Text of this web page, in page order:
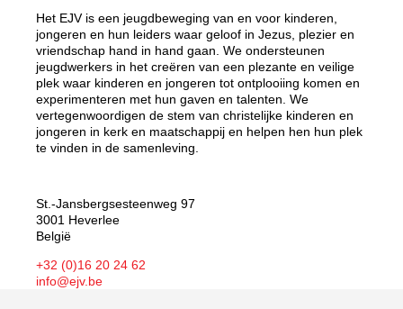
Het EJV is een jeugdbeweging van en voor kinderen,
jongeren en hun leiders waar geloof in Jezus, plezier en
vriendschap hand in hand gaan. We ondersteunen
jeugdwerkers in het creëren van een plezante en veilige
plek waar kinderen en jongeren tot ontplooiing komen en
experimenteren met hun gaven en talenten. We
vertegenwoordigen de stem van christelijke kinderen en
jongeren in kerk en maatschappij en helpen hen hun plek
te vinden in de samenleving.
St.-Jansbergsesteenweg 97
3001 Heverlee
België
+32 (0)16 20 24 62
info@ejv.be